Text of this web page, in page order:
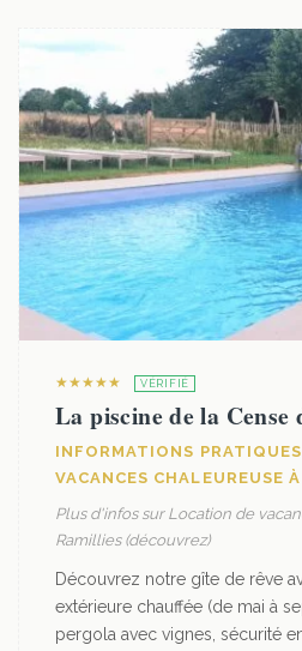
★★★★★ VÉRIFIÉ
La piscine de la Cense
INFORMATIONS
VACANCES CHALEUREUSE
Plus d'infos sur Location de
Ramillies (découvrez)
Découvrez notre gîte de rêve
extérieure chauffée (de mai à
pergola avec vignes, sécurité